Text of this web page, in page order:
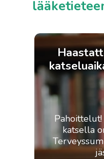
katsella